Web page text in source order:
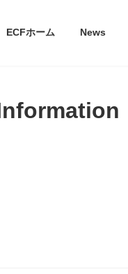
ECFホーム News